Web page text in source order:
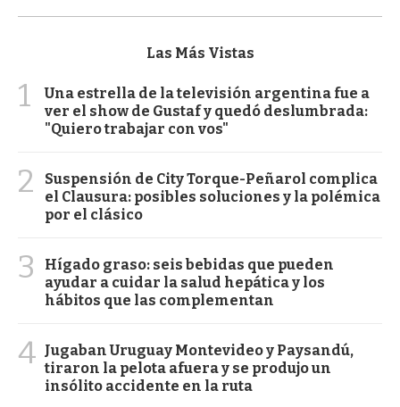
Las Más Vistas
1
Una estrella de la televisión argentina fue a
ver el show de Gustaf y quedó deslumbrada:
"Quiero trabajar con vos"
2
Suspensión de City Torque-Peñarol complica
el Clausura: posibles soluciones y la polémica
por el clásico
3
Hígado graso: seis bebidas que pueden
ayudar a cuidar la salud hepática y los
hábitos que las complementan
4 Jugaban Uruguay Montevideo y Paysandú,
tiraron la pelota afuera y se produjo un
insólito accidente en la ruta